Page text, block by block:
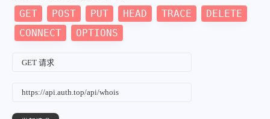
GET POST PUT HEAD TRACE
DELETE
CONNECT
OPTIONS